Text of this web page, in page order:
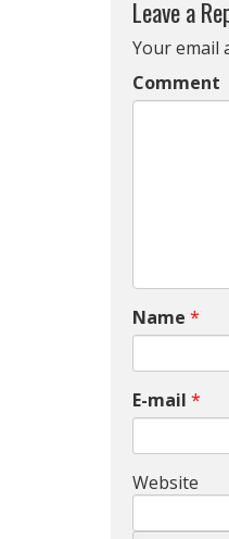
Leave a
Your email
Comment
Name *
E-mail *
Website